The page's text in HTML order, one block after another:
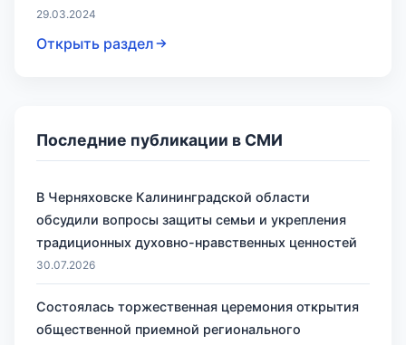
29.03.2024
Открыть раздел
Последние публикации в СМИ
В Черняховске Калининградской области
обсудили вопросы защиты семьи и укрепления
традиционных духовно-нравственных ценностей
30.07.2026
Состоялась торжественная церемония открытия
общественной приемной регионального